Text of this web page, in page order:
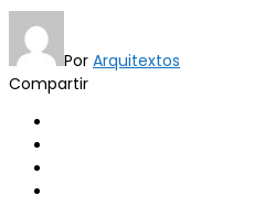
Por Arquitextos
Compartir